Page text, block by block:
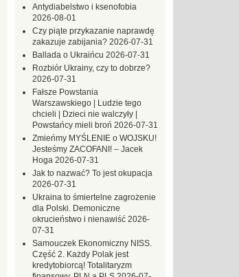
Antydiabelstwo i ksenofobia
2026-08-01
Czy piąte przykazanie naprawdę
zakazuje zabijania? 2026-07-31
Ballada o Ukraińcu 2026-07-31
Rozbiór Ukrainy, czy to dobrze?
2026-07-31
Fałsze Powstania
Warszawskiego | Ludzie tego
chcieli | Dzieci nie walczyły |
Powstańcy mieli broń 2026-07-31
Zmieńmy MYŚLENIE o WOJSKU!
Jesteśmy ZACOFANI! – Jacek
Hoga 2026-07-31
Jak to nazwać? To jest okupacja
2026-07-31
Ukraina to śmiertelne zagrożenie
dla Polski. Demoniczne
okrucieństwo i nienawiść 2026-
07-31
Samouczek Ekonomiczny NISS.
Część 2. Każdy Polak jest
kredytobiorcą! Totalitaryzm